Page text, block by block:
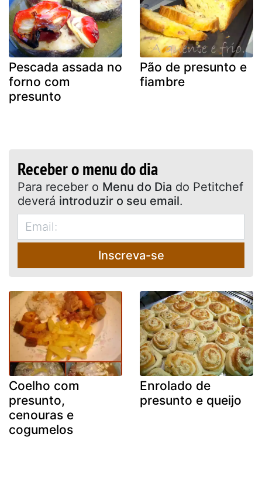
Pescada assada no
forno com
presunto
Pão de presunto e
fiambre
Receber o menu do dia
Para receber o Menu do Dia do Petitchef
deverá introduzir o seu email.
Inscreva-se
Coelho com
presunto,
cenouras e
cogumelos
Enrolado de
presunto e queijo